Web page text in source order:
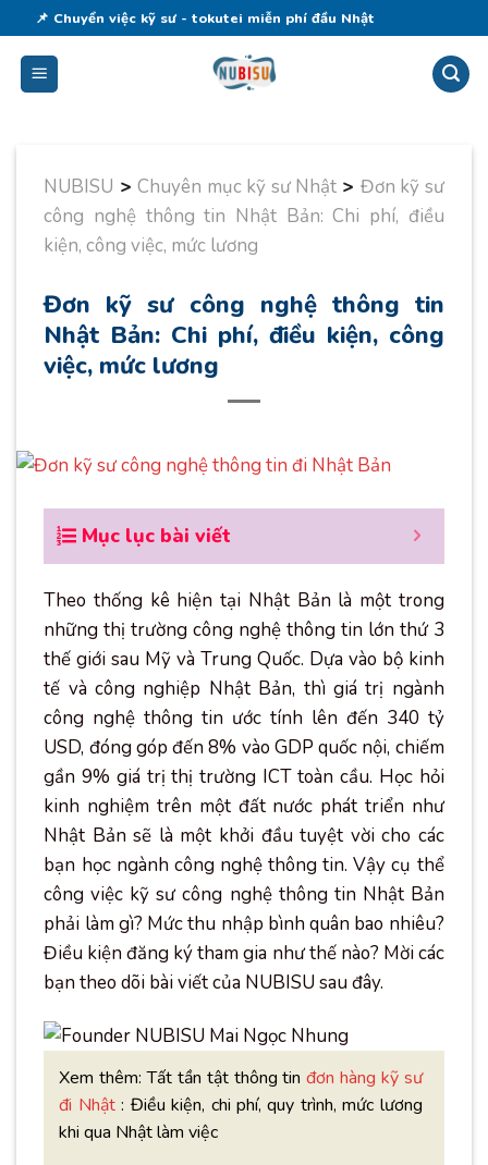
to
content
📌 Chuyển việc kỹ sư - tokutei miễn phí đầu Nhật
NUBISU >Chuyên mục kỹ sư Nhật> Đơn kỹ sư
công nghệ thông tin Nhật Bản: Chi phí, điều
kiện, công việc, mức lương
Đơn kỹ sư công nghệ thông tin
Nhật Bản: Chi phí, điều kiện, công
việc, mức lương
Mục lục bài viết
Theo thống kê hiện tại Nhật Bản là một trong
những thị trường công nghệ thông tin lớn thứ 3
thế giới sau Mỹ và Trung Quốc. Dựa vào bộ kinh
tế và công nghiệp Nhật Bản, thì giá trị ngành
công nghệ thông tin ước tính lên đến 340 tỷ
USD, đóng góp đến 8% vào GDP quốc nội, chiếm
gần 9% giá trị thị trường ICT toàn cầu. Học hỏi
kinh nghiệm trên một đất nước phát triển như
Nhật Bản sẽ là một khởi đầu tuyệt vời cho các
bạn học ngành công nghệ thông tin. Vậy cụ thể
công việc kỹ sư công nghệ thông tin Nhật Bản
phải làm gì? Mức thu nhập bình quân bao nhiêu?
Điều kiện đăng ký tham gia như thế nào? Mời các
bạn theo dõi bài viết của NUBISU sau đây.
Xem thêm: Tất tần tật thông tinđơn hàng kỹ sư
đi Nhật: Điều kiện, chi phí, quy trình, mức lương
khi qua Nhật làm việc